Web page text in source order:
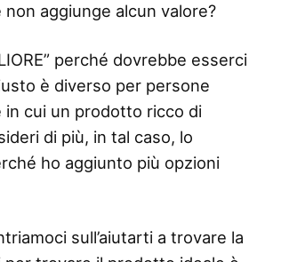
aggiunge alcun valore?
perché dovrebbe esserci
è diverso per persone
cui un prodotto ricco di
di più, in tal caso, lo
ho aggiunto più opzioni
sull’aiutarti a trovare la